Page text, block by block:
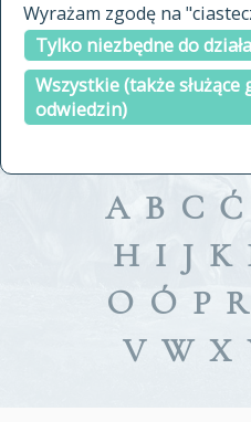
Wyrażam zgodę na
Tylko niezbędne do
Wszystkie (także
odwiedzin)
indeksie
a
A B C Ć
H I J K
O Ó P R
V W X